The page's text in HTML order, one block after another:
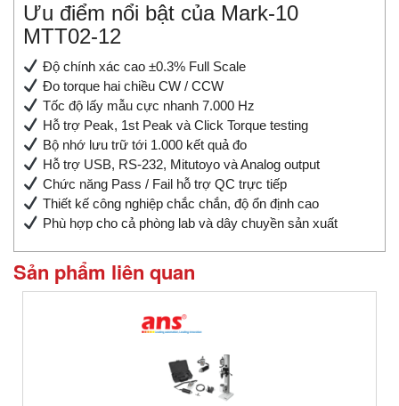
Ưu điểm nổi bật của Mark-10
MTT02-12
Độ chính xác cao ±0.3% Full Scale
Đo torque hai chiều CW / CCW
Tốc độ lấy mẫu cực nhanh 7.000 Hz
Hỗ trợ Peak, 1st Peak và Click Torque testing
Bộ nhớ lưu trữ tới 1.000 kết quả đo
Hỗ trợ USB, RS-232, Mitutoyo và Analog output
Chức năng Pass / Fail hỗ trợ QC trực tiếp
Thiết kế công nghiệp chắc chắn, độ ổn định cao
Phù hợp cho cả phòng lab và dây chuyền sản xuất
Sản phẩm liên quan